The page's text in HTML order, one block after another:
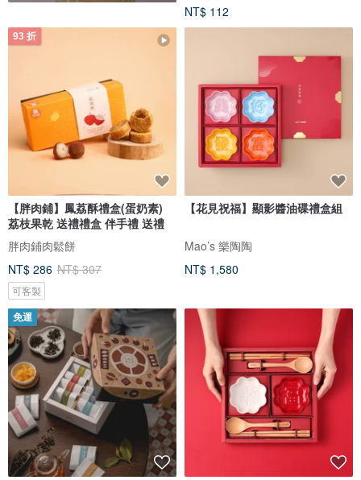
NT$ 112
93 折
【胖肉鋪】鳳荔酥禮盒(蛋奶素)
荔枝果乾 送禮禮盒 伴手禮 送禮
胖肉鋪肉鬆餅
NT$ 286 NT$ 307
可客製
【花見祝福】顯影醬油碟禮盒組
Mao’s 樂陶陶
NT$ 1,580
免運